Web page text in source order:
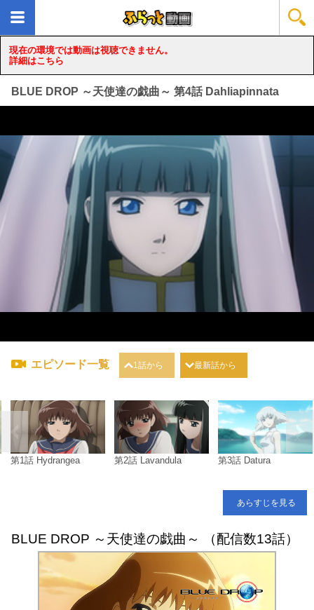
現在の環境では動画は視聴できません。
詳細はこちら
BLUE DROP ～天使達の戯曲～ 第4話 Dahliapinnata
エピソード一覧 1話から 最新話から
第1話 Hydrangea 第2話 Lavandula 第3話 Datura
あらすじを見る
BLUE DROP ～天使達の戯曲～ （配信数13話）